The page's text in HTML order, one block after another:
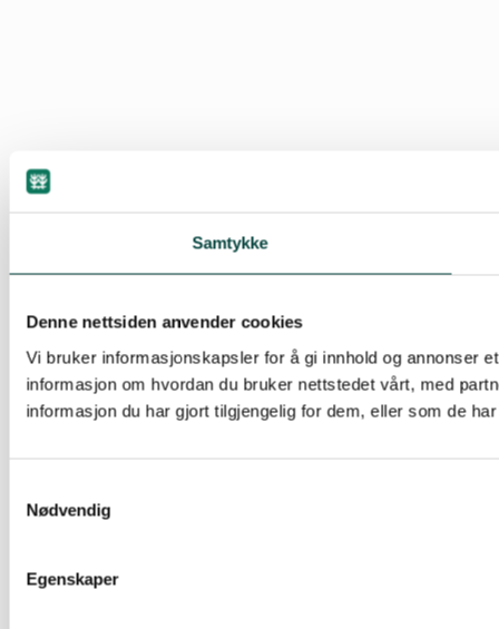
Samtykke
Denne nettsiden anvender cookies
Vi bruker informasjonskapsler for å gi innhold og annonser
informasjon om hvordan du bruker nettstedet vårt, med
informasjon du har gjort tilgjengelig for dem, eller som de
Nødvendig
Egenskaper